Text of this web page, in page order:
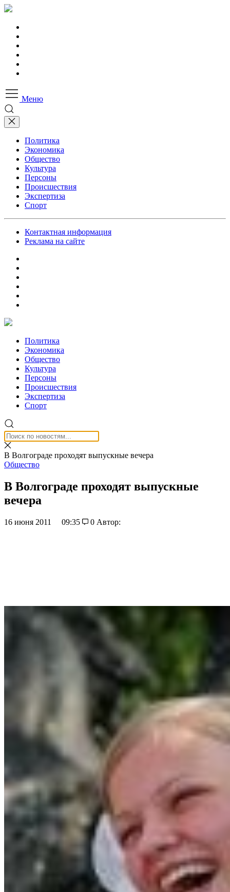
Меню
Политика
Экономика
Общество
Культура
Персоны
Происшествия
Экспертиза
Спорт
Контактная информация
Реклама на сайте
Политика
Экономика
Общество
Культура
Персоны
Происшествия
Экспертиза
Спорт
В Волгограде проходят выпускные вечера
Общество
В Волгограде проходят выпускные
вечера
16 июня 2011 09:35 0 Автор: